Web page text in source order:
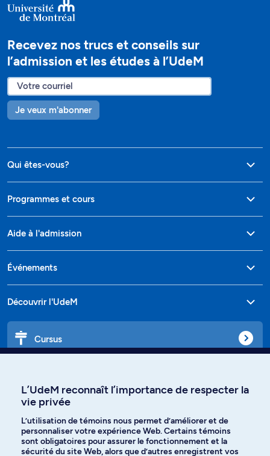
Recevez nos trucs et conseils sur
l’admission et les études à l’UdeM
Je veux m'abonner
Qui êtes-vous?
Programmes et cours
Aide à l'admission
Événements
Découvrir l'UdeM
Cursus
Langues
L’UdeM reconnaît l’importance de respecter la
vie privée
L’utilisation de témoins nous permet d’améliorer et de
personnaliser votre expérience Web. Certains témoins
sont obligatoires pour assurer le fonctionnement et la
sécurité du site Web, alors que d’autres enregistrent vos